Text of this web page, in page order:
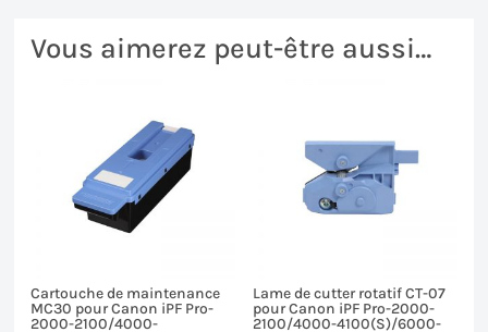
Vous aimerez peut-être aussi…
Cartouche de maintenance
MC30 pour Canon iPF Pro-
2000-2100/4000-
Lame de cutter rotatif CT-07
pour Canon iPF Pro-2000-
2100/4000-4100(S)/6000-